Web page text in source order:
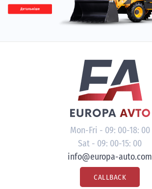
Mon-Fri - 09: 00-18: 00
Sat - 09: 00-15: 00
info@europa-auto.com
CALLBACK